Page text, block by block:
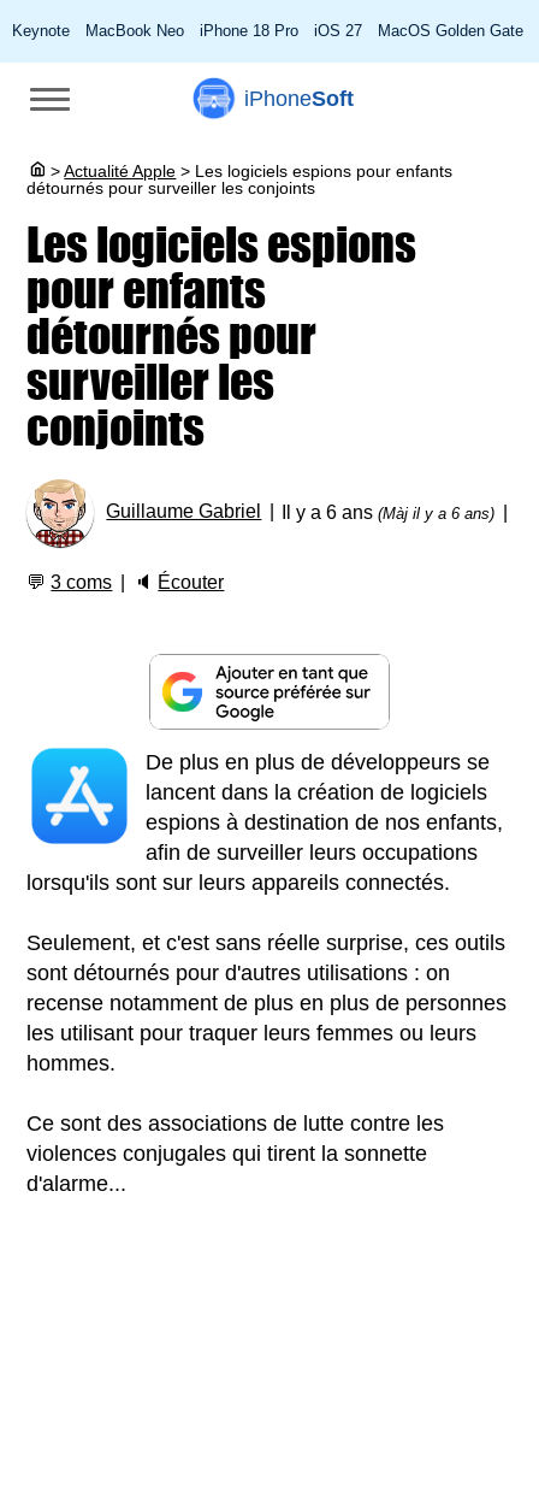
Keynote MacBook Neo iPhone 18 Pro iOS 27 MacOS Golden Gate
iPhoneSoft
> Actualité Apple > Les logiciels espions pour enfants
détournés pour surveiller les conjoints
Les logiciels espions
pour enfants
détournés pour
surveiller les
conjoints
Guillaume Gabriel Il y a 6 ans(Màj il y a 6 ans)
💬3 coms 🔈 Écouter
De plus en plus de développeurs se
lancent dans la création de logiciels
espions à destination de nos enfants,
afin de surveiller leurs occupations
lorsqu'ils sont sur leurs appareils connectés.
Seulement, et c'est sans réelle surprise, ces outils
sont détournés pour d'autres utilisations : on
recense notamment de plus en plus de personnes
les utilisant pour traquer leurs femmes ou leurs
hommes.
Ce sont des associations de lutte contre les
violences conjugales qui tirent la sonnette
d'alarme...